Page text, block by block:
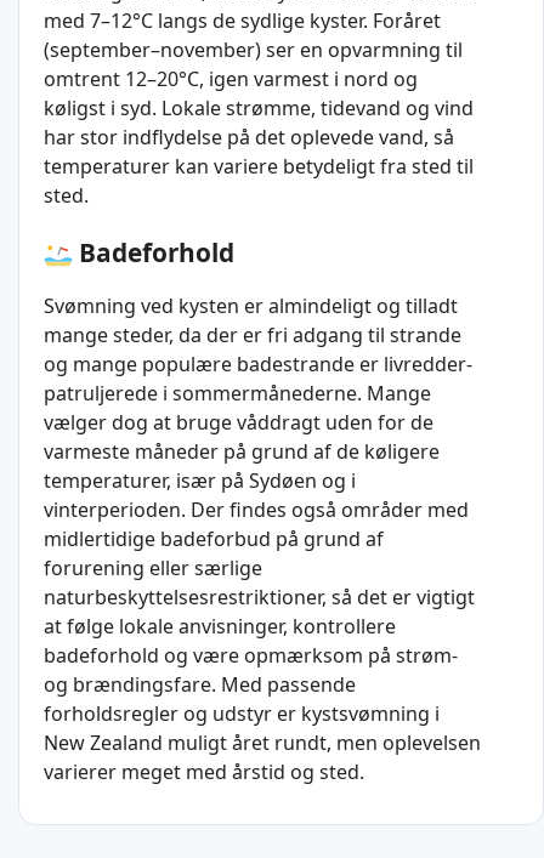
med 7–12°C langs de sydlige kyster. Foråret
(september–november) ser en opvarmning til
omtrent 12–20°C, igen varmest i nord og
køligst i syd. Lokale strømme, tidevand og vind
har stor indflydelse på det oplevede vand, så
temperaturer kan variere betydeligt fra sted til
sted.
Badeforhold
Svømning ved kysten er almindeligt og tilladt
mange steder, da der er fri adgang til strande
og mange populære badestrande er livredder-
patruljerede i sommermånederne. Mange
vælger dog at bruge våddragt uden for de
varmeste måneder på grund af de køligere
temperaturer, især på Sydøen og i
vinterperioden. Der findes også områder med
midlertidige badeforbud på grund af
forurening eller særlige
naturbeskyttelsesrestriktioner, så det er vigtigt
at følge lokale anvisninger, kontrollere
badeforhold og være opmærksom på strøm-
og brændingsfare. Med passende
forholdsregler og udstyr er kystsvømning i
New Zealand muligt året rundt, men oplevelsen
varierer meget med årstid og sted.